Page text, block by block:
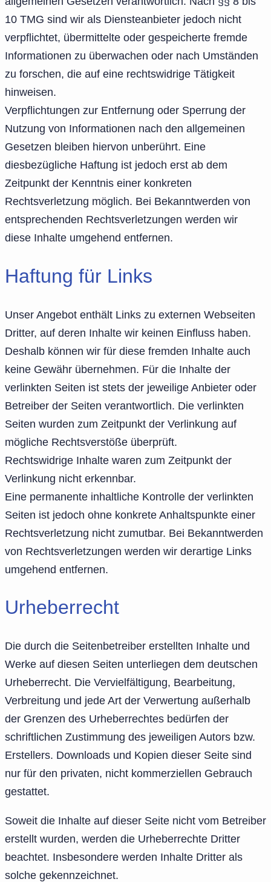
10 TMG sind wir als Diensteanbieter jedoch nicht
verpflichtet, übermittelte oder gespeicherte fremde
Informationen zu überwachen oder nach Umständen
zu forschen, die auf eine rechtswidrige Tätigkeit
hinweisen.
Verpflichtungen zur Entfernung oder Sperrung der
Nutzung von Informationen nach den allgemeinen
Gesetzen bleiben hiervon unberührt. Eine
diesbezügliche Haftung ist jedoch erst ab dem
Zeitpunkt der Kenntnis einer konkreten
Rechtsverletzung möglich. Bei Bekanntwerden von
entsprechenden Rechtsverletzungen werden wir
diese Inhalte umgehend entfernen.
Haftung für Links
Unser Angebot enthält Links zu externen Webseiten
Dritter, auf deren Inhalte wir keinen Einfluss haben.
Deshalb können wir für diese fremden Inhalte auch
keine Gewähr übernehmen. Für die Inhalte der
verlinkten Seiten ist stets der jeweilige Anbieter oder
Betreiber der Seiten verantwortlich. Die verlinkten
Seiten wurden zum Zeitpunkt der Verlinkung auf
mögliche Rechtsverstöße überprüft.
Rechtswidrige Inhalte waren zum Zeitpunkt der
Verlinkung nicht erkennbar.
Eine permanente inhaltliche Kontrolle der verlinkten
Seiten ist jedoch ohne konkrete Anhaltspunkte einer
Rechtsverletzung nicht zumutbar. Bei Bekanntwerden
von Rechtsverletzungen werden wir derartige Links
umgehend entfernen.
Urheberrecht
Die durch die Seitenbetreiber erstellten Inhalte und
Werke auf diesen Seiten unterliegen dem deutschen
Urheberrecht. Die Vervielfältigung, Bearbeitung,
Verbreitung und jede Art der Verwertung außerhalb
der Grenzen des Urheberrechtes bedürfen der
schriftlichen Zustimmung des jeweiligen Autors bzw.
Erstellers. Downloads und Kopien dieser Seite sind
nur für den privaten, nicht kommerziellen Gebrauch
gestattet.
Soweit die Inhalte auf dieser Seite nicht vom Betreiber
erstellt wurden, werden die Urheberrechte Dritter
beachtet. Insbesondere werden Inhalte Dritter als
solche gekennzeichnet.